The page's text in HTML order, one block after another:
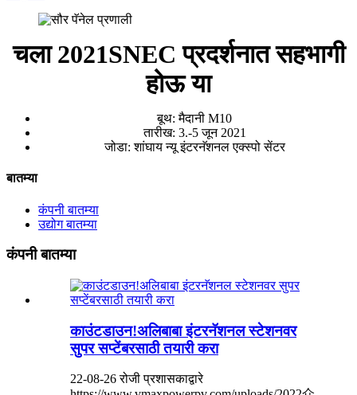
चला 2021SNEC प्रदर्शनात सहभागी
होऊ या
बूथ: मैदानी M10
तारीख: 3.-5 जून 2021
जोडा: शांघाय न्यू इंटरनॅशनल एक्स्पो सेंटर
बातम्या
कंपनी बातम्या
उद्योग बातम्या
कंपनी बातम्या
काउंटडाउन!अलिबाबा इंटरनॅशनल स्टेशनवर
सुपर सप्टेंबरसाठी तयारी करा
22-08-26 रोजी प्रशासकाद्वारे